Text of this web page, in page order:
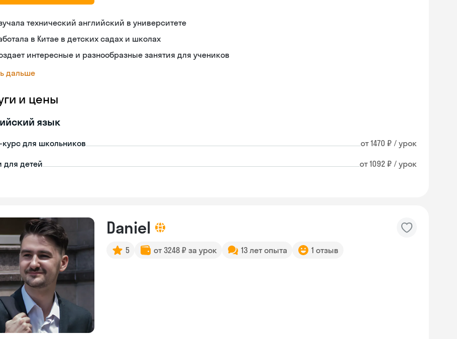
технический английский в университете
в Китае в детских садах и школах
интересные и разнообразные занятия для учеников
дальше
и цены
язык
для школьников от 1470 ₽ / урок
для детей от 1092 ₽ / урок
Daniel
5 от 3248 ₽ за урок 13 лет опыта 1 отзыв